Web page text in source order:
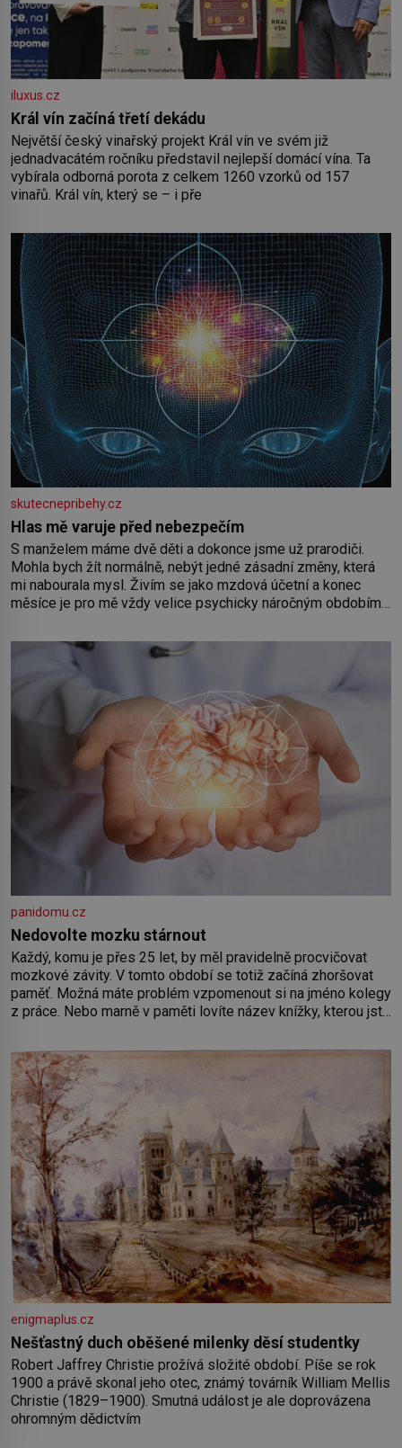
iluxus.cz
Král vín začíná třetí dekádu
Největší český vinařský projekt Král vín ve svém již
jednadvacátém ročníku představil nejlepší domácí vína. Ta
vybírala odborná porota z celkem 1260 vzorků od 157
vinařů. Král vín, který se – i pře
skutecnepribehy.cz
Hlas mě varuje před nebezpečím
S manželem máme dvě děti a dokonce jsme už prarodiči.
Mohla bych žít normálně, nebýt jedné zásadní změny, která
mi nabourala mysl. Živím se jako mzdová účetní a konec
měsíce je pro mě vždy velice psychicky náročným obdobím.
o pomoc, co se hlídání týče. Dalo by se
panidomu.cz
Nedovolte mozku stárnout
Každý, komu je přes 25 let, by měl pravidelně procvičovat
mozkové závity. V tomto období se totiž začíná zhoršovat
paměť. Možná máte problém vzpomenout si na jméno kolegy
z práce. Nebo marně v paměti lovíte název knížky, kterou jste
paměť rozhodla stávkovat. Cvičte
enigmaplus.cz
Nešťastný duch oběšené milenky děsí studentky
Robert Jaffrey Christie prožívá složité období. Píše se rok
1900 a právě skonal jeho otec, známý továrník William Mellis
Christie (1829–1900). Smutná událost je ale doprovázena
ohromným dědictvím